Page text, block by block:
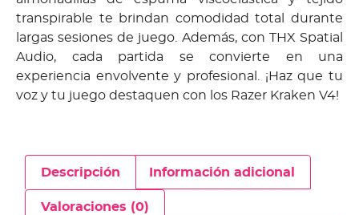
transpirable te brindan comodidad total durante
largas sesiones de juego. Además, con THX Spatial
Audio, cada partida se convierte en una
experiencia envolvente y profesional. ¡Haz que tu
voz y tu juego destaquen con los Razer Kraken V4!
Descripción Información adicional
Valoraciones (0)